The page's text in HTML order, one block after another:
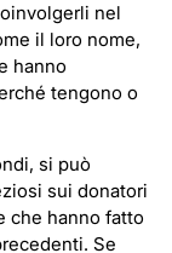
nel
il loro nome,
hanno
tengono o
si può
sui donatori
che hanno fatto
Se